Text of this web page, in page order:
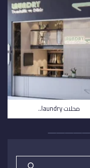
محلات laundry..